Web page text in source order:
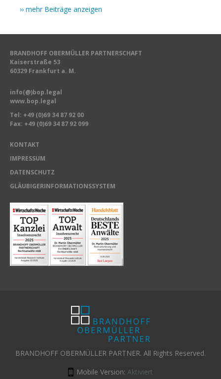
›› mehr Beiträge anzeigen
BRANDHOFF OBERMÜLLER PARTNERSCHAFT
Kaiserstraße 53
60329 Frankfurt a. M.
info(@)bop.legal
www.bop.legal
Tel: +49 (0)69 34 87 92 00
Fax: +49 (0)69 34 87 92 099
KONTAKT
IMPRESSUM
DATENSCHUTZ
GLÄUBIGERINFORMATIONSSYSTEM
BRANDHOFF OBERMÜLLER PARTNER. All Rights Reserved.
Mobile Version: Aktiviert